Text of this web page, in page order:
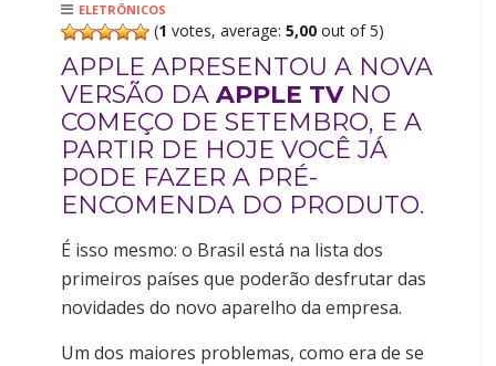
ELETRÔNICOS
(1 votes, average: 5,00 out of 5)
APPLE APRESENTOU A NOVA
VERSÃO DA APPLE TVNO
COMEÇO DE SETEMBRO, E A
PARTIR DE HOJE VOCÊ JÁ
PODE FAZER A PRÉ-
ENCOMENDA DO PRODUTO.
É isso mesmo: o Brasil está na lista dos
primeiros países que poderão desfrutar das
novidades do novo aparelho da empresa.
Um dos maiores problemas, como era de se